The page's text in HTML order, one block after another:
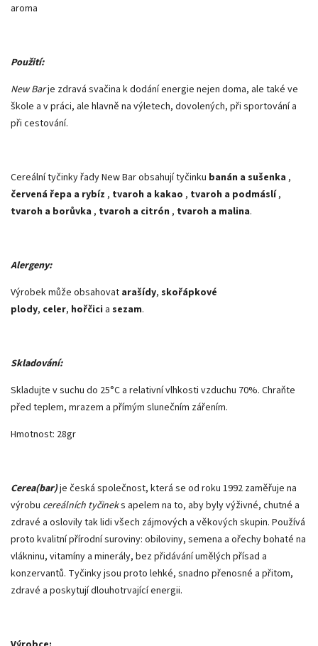
aroma
Použití:
New Barje zdravá svačina k dodání energie nejen doma, ale také ve
škole a v práci, ale hlavně na výletech, dovolených, při sportování a
při cestování.
Cereální tyčinky řady New Bar obsahují tyčinku banán a sušenka ,
červená řepa a rybíz , tvaroh a kakao , tvaroh a podmáslí,
tvaroh a borůvka , tvaroh a citrón , tvaroh a malina.
Alergeny:
Výrobek může obsahovat arašídy, skořápkové
plody, celer, hořčici a sezam.
Skladování:
Skladujte v suchu do 25°C a relativní vlhkosti vzduchu 70%. Chraňte
před teplem, mrazem a přímým slunečním zářením.
Hmotnost: 28gr
Cerea(bar)je česká společnost, která se od roku 1992 zaměřuje na
výrobu cereálních tyčineks apelem na to, aby byly výživné, chutné a
zdravé a oslovily tak lidi všech zájmových a věkových skupin. Používá
proto kvalitní přírodní suroviny: obiloviny, semena a ořechy bohaté na
vlákninu, vitamíny a minerály, bez přidávání umělých přísad a
konzervantů. Tyčinky jsou proto lehké, snadno přenosné a přitom,
zdravé a poskytují dlouhotrvající energii.